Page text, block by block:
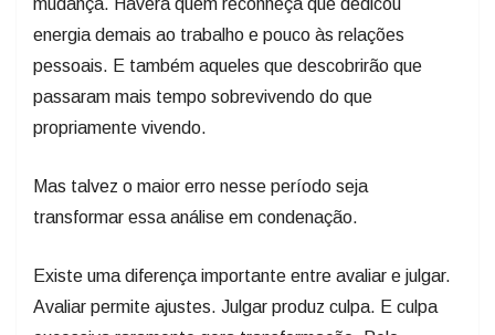
energia demais ao trabalho e pouco às relações
pessoais. E também aqueles que descobrirão que
passaram mais tempo sobrevivendo do que
propriamente vivendo.
Mas talvez o maior erro nesse período seja
transformar essa análise em condenação.
Existe uma diferença importante entre avaliar e julgar.
Avaliar permite ajustes. Julgar produz culpa. E culpa